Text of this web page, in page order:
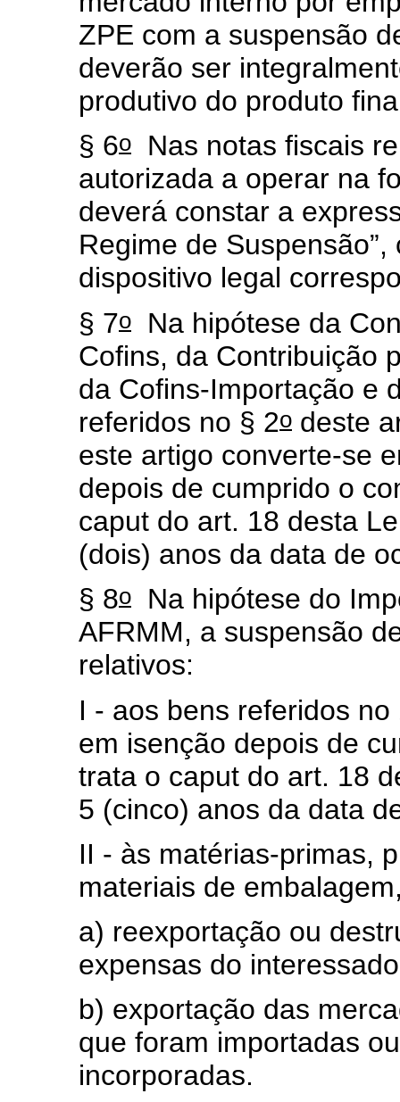
ZPE com a suspensão
deverão ser
produtivo do produto
§ 6o Nas notas fiscais
autorizada a operar na
deverá constar a
Regime de
dispositivo legal
§ 7o Na hipótese da
Cofins, da Contribuição
da Cofins-Importação e
referidos no § 2o deste
este artigo converte-se
depois de cumprido o
caput do art. 18 desta
(dois) anos da data de
§ 8o Na hipótese do
AFRMM, a suspensão
relativos:
I - aos bens referidos no
em isenção depois de
trata o caput do art. 18
5 (cinco) anos da data
II - às matérias-primas,
materiais de
a) reexportação ou
expensas do
b) exportação das
que foram importadas
incorporadas.